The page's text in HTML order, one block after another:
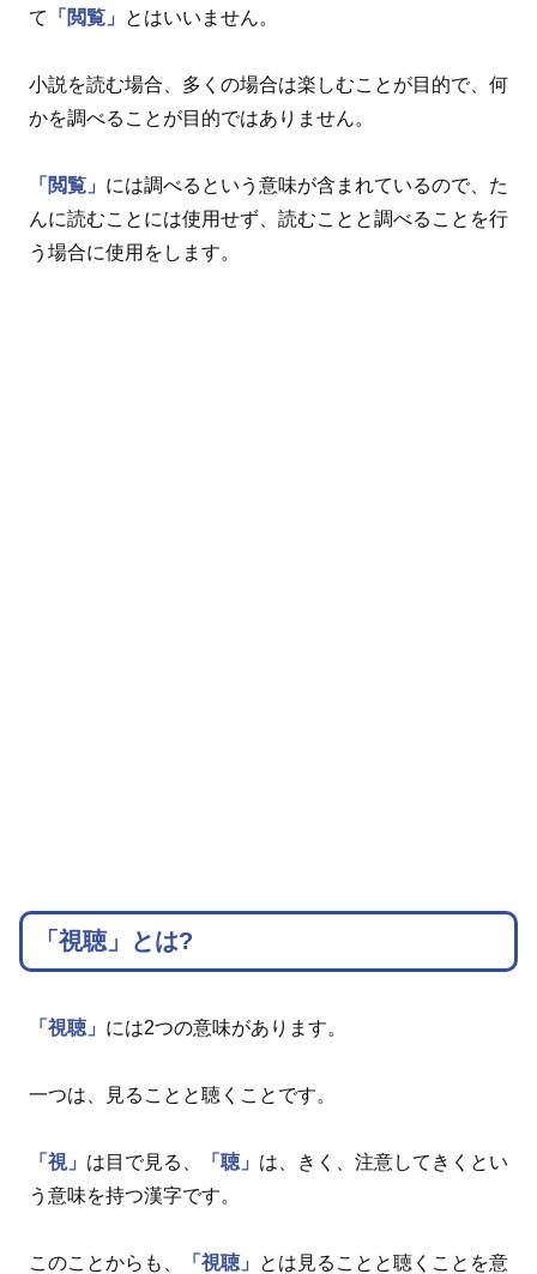
て 「閲覧」 とはいいません。
小説を読む場合、多くの場合は楽しむことが目的で、何
かを調べることが目的ではありません。
「閲覧」 には調べるという意味が含まれているので、た
んに読むことには使用せず、読むことと調べることを行
う場合に使用をします。
「視聴」とは?
「視聴」 には2つの意味があります。
一つは、見ることと聴くことです。
「視」 は目で見る、 「聴」 は、きく、注意してきくとい
う意味を持つ漢字です。
このことからも、 「視聴」
とは見ることと聴くことを意